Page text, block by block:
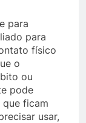
para
para
físico
o
ou
pode
que ficam
usar,